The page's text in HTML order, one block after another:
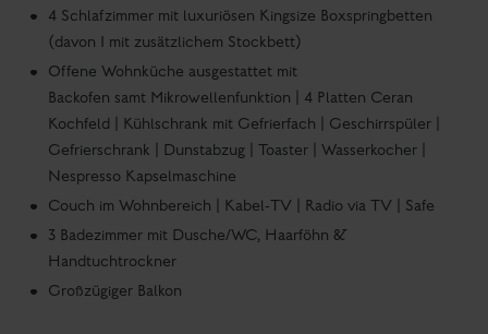
4 Schlafzimmer mit luxuriösen Kingsize Boxspringbetten
(davon 1 mit zusätzlichem Stockbett)
Offene Wohnküche ausgestattet mit
Backofen samt Mikrowellenfunktion | 4 Platten Ceran
Kochfeld | Kühlschrank mit Gefrierfach | Geschirrspüler |
Gefrierschrank | Dunstabzug | Toaster | Wasserkocher |
Nespresso Kapselmaschine
Couch im Wohnbereich | Kabel-TV | Radio via TV | Safe
3 Badezimmer mit Dusche/WC, Haarföhn &
Handtuchtrockner
Großzügiger Balkon